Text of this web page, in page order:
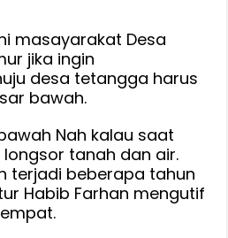
masayarakat Desa
jika ingin
desa tetangga harus
bawah.
Nah kalau saat
tanah dan air.
terjadi beberapa tahun
Habib Farhan mengutif